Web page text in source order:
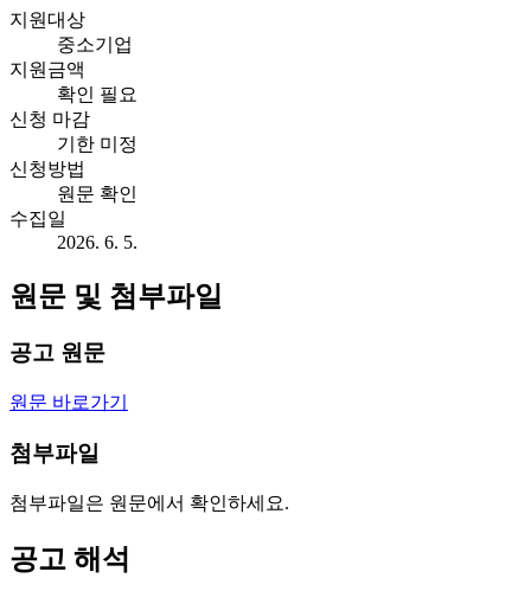
지원대상
중소기업
지원금액
확인 필요
신청 마감
기한 미정
신청방법
원문 확인
수집일
2026. 6. 5.
원문 및 첨부파일
공고 원문
원문 바로가기
첨부파일
첨부파일은 원문에서 확인하세요.
공고 해석